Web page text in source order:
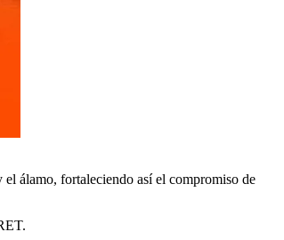
álamo, fortaleciendo así el compromiso de